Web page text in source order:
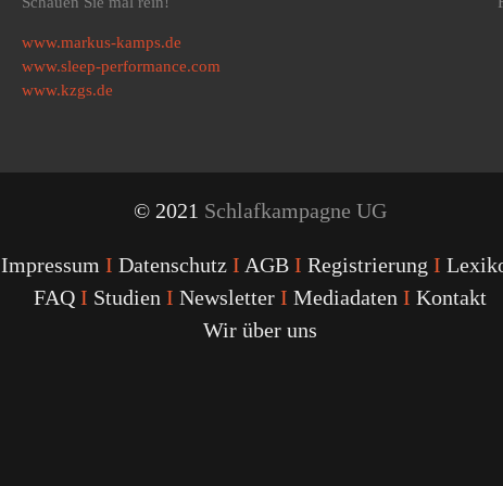
www.markus-kamps.de
www.sleep-performance.com
www.kzgs.de
© 2021 Schlafkampagne UG
Impressum I Datenschutz I AGB I Registrierung I
FAQ I Studien I Newsletter I Mediadaten I Kontakt
Wir über uns